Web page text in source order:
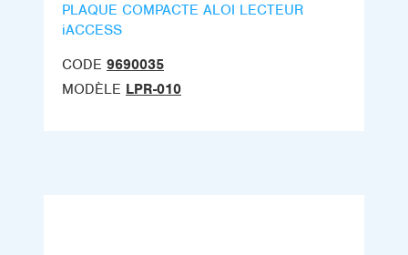
PLAQUE COMPACTE ALOI LECTEUR
iACCESS
CODE 9690035
MODÈLE LPR-010